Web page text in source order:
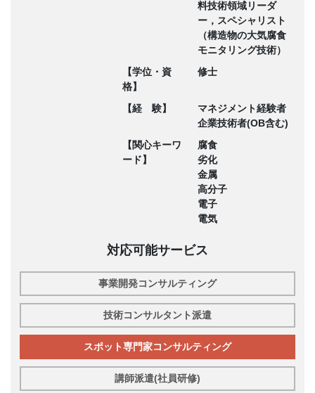
料技術領域リーダ
ー，スペシャリスト
（構造物の大気腐食
モニタリング技術）
【学位・資
格】
修士
【経 験】
マネジメント経験者
企業技術者(OB含む)
【関心キーワ
ード】
腐食
劣化
金属
高分子
電子
電気
対応可能サービス
事業開発コンサルティング
技術コンサルタント派遣
スポット専門家コンサルティング
講師派遣(社員研修)